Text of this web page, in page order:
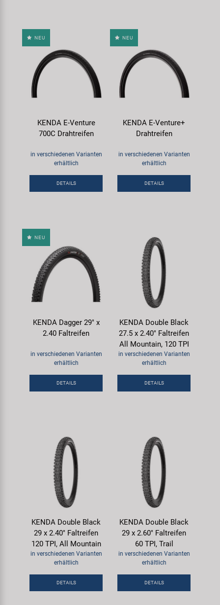
NEU
KENDA E-Venture
700C Drahtreifen
in verschiedenen Varianten
erhältlich
DETAILS
NEU
KENDA E-Venture+
Drahtreifen
in verschiedenen Varianten
erhältlich
DETAILS
NEU
KENDA Dagger 29" x
2.40 Faltreifen
in verschiedenen Varianten
erhältlich
DETAILS
KENDA Double Black
27.5 x 2.40" Faltreifen
All Mountain, 120 TPI
in verschiedenen Varianten
erhältlich
DETAILS
KENDA Double Black
29 x 2.40" Faltreifen
120 TPI, All Mountain
in verschiedenen Varianten
erhältlich
DETAILS
KENDA Double Black
29 x 2.60" Faltreifen
60 TPI, Trail
in verschiedenen Varianten
erhältlich
DETAILS